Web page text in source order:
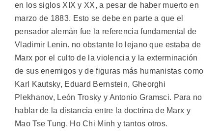
en los siglos XIX y XX, a pesar de haber muerto en
marzo de 1883. Esto se debe en parte a que el
pensador alemán fue la referencia fundamental de
Vladimir Lenin. no obstante lo lejano que estaba de
Marx por el culto de la violencia y la exterminación
de sus enemigos y de figuras más humanistas como
Karl Kautsky, Eduard Bernstein, Gheorghi
Plekhanov, León Trosky y Antonio Gramsci. Para no
hablar de la distancia entre la doctrina de Marx y
Mao Tse Tung, Ho Chi Minh y tantos otros.